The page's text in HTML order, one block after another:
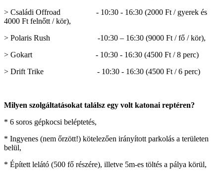
> Családi Offroad - 10:30 - 16:30 (2000 Ft / gyerek és
4000 Ft felnőtt / kör),
> Polaris Rush -10:30 – 16:30 (9000 Ft / fő / kör),
> Gokart - 10:30 - 16:30 (4500 Ft / 8 perc)
> Drift Trike - 10:30 - 16:30 (4500 Ft / 6 perc)
Milyen szolgáltatásokat találsz egy volt katonai reptéren?
* 6 soros gépkocsi beléptetés,
* Ingyenes (nem őrzött!) kötelezően irányított parkolás a területen
belül,
* Épített lelátó (500 fő részére), illetve 5m-es töltés a pálya körül,